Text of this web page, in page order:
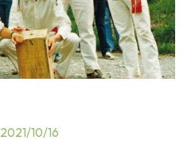
2021/10/16